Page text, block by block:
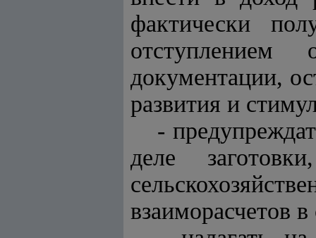
фактически
документации,
развития и
-
деле
взаиморасчетов